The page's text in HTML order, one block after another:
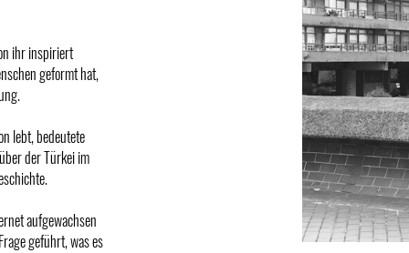
ihr inspiriert
geformt hat,
lebt, bedeutete
der Türkei im
aufgewachsen
geführt, was es